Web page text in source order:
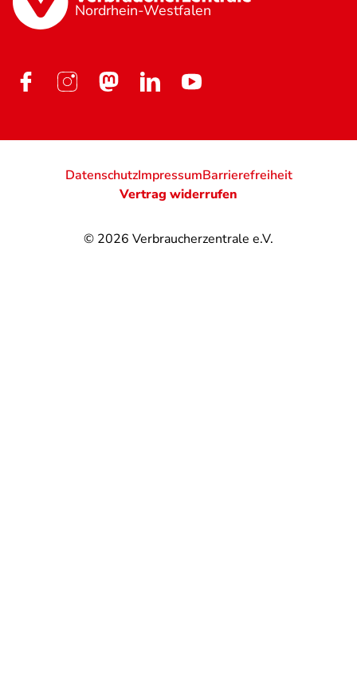
Nordrhein-Westfalen
© 2026 Verbraucherzentrale e.V.
DatenschutzImpressumBarrierefreiheit
Vertrag widerrufen